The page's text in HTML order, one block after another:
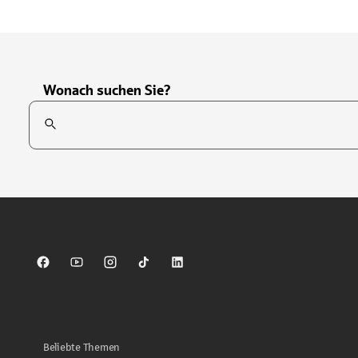
Wonach suchen Sie?
Suchfeld
Sparkasse auf Facebook
Sparkasse auf Youtube
Sparkasse auf Instagram
Sparkasse auf TikTok
Sparkasse auf LinkedIn
Beliebte Themen